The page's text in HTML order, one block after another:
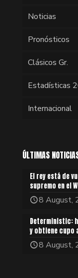
Noticias
Pronósticos
Clásicos Gr.
Estadísticas
Internacional
ÚLTIMAS
El rey está de
supremo en el
8 August,
Deterministic:
y obtiene cupo
8 August,